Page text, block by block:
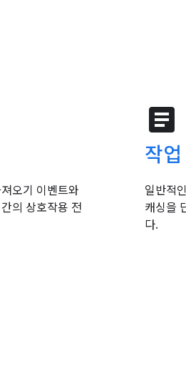
오기 이벤트와
의 상호작용 전
article
작
일반적
캐싱을
다.